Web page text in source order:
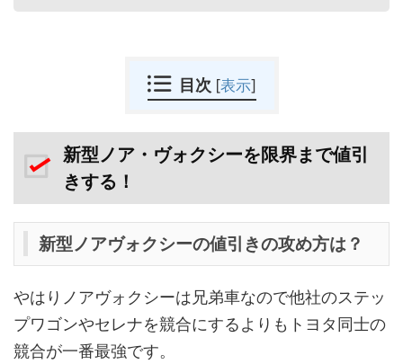
目次 [表示]
新型ノア・ヴォクシーを限界まで値引
きする！
新型ノアヴォクシーの値引きの攻め方は？
やはりノアヴォクシーは兄弟車なので他社のステッ
プワゴンやセレナを競合にするよりもトヨタ同士の
競合が一番最強です。